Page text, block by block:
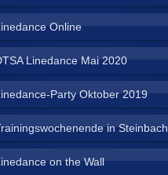
Online
Linedance Mai 2020
Party Oktober 2019
in Steinbach
on the Wall